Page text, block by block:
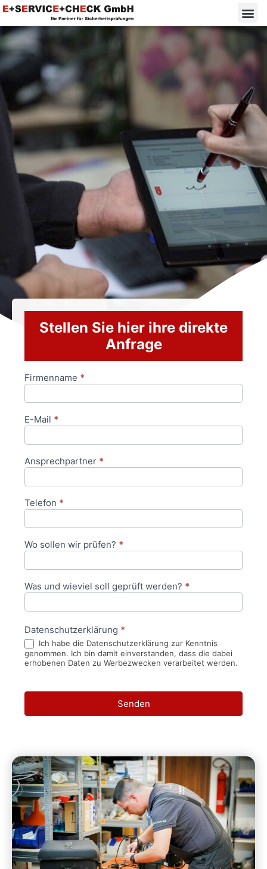
Stellen Sie hier ihre direkte
Anfrage
Anfrageformular
Firmenname *
E-Mail *
Ansprechpartner *
Telefon *
Wo sollen wir prüfen? *
Was und wieviel soll geprüft werden? *
Datenschutzerklärung *
Ich habe die Datenschutzerklärung zur Kenntnis
genommen. Ich bin damit einverstanden, dass die dabei
erhobenen Daten zu Werbezwecken verarbeitet werden.
Senden